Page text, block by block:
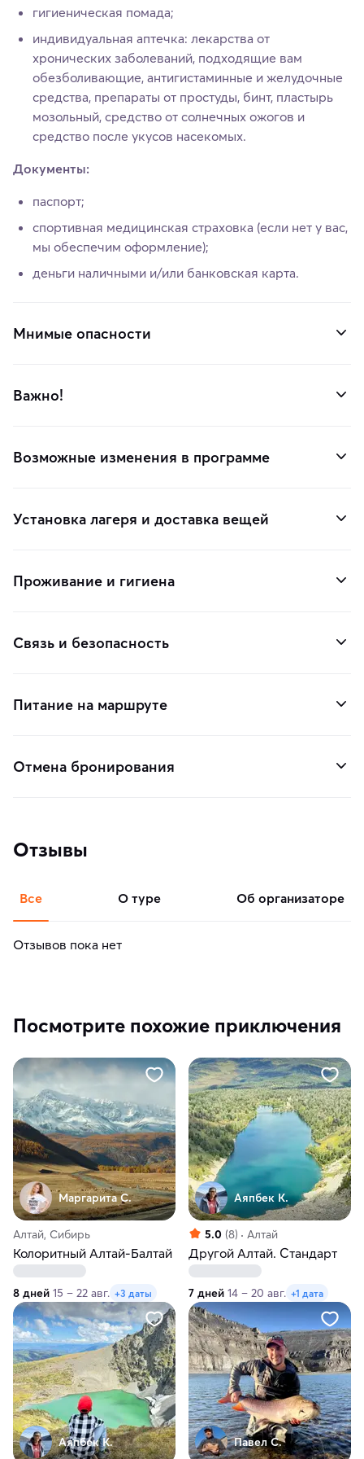
гигиеническая помада;
индивидуальная аптечка: лекарства от
хронических заболеваний, подходящие вам
обезболивающие, антигистаминные и желудочные
средства, препараты от простуды, бинт, пластырь
мозольный, средство от солнечных ожогов и
средство после укусов насекомых.
Документы:
паспорт;
спортивная медицинская страховка (если нет у вас,
мы обеспечим оформление);
деньги наличными и/или банковская карта.
Мнимые опасности
Важно!
Возможные изменения в программе
Установка лагеря и доставка вещей
Проживание и гигиена
Связь и безопасность
Питание на маршруте
Отмена бронирования
Отзывы
Все о туре об организаторе
Отзывов пока нет
Посмотрите похожие приключения
Маргарита С.
Алтай, Сибирь
Колоритный Алтай-Балтай
8 дней 15 – 22 авг. +3 даты
Аяпбек К.
5.0 (8) Алтай
Другой Алтай. Стандарт
7 дней 14 – 20 авг. +1 дата
Аяпбек К. Павел С.